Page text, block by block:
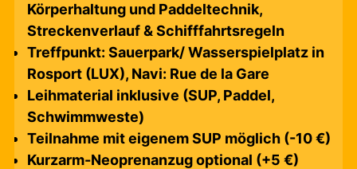
Körperhaltung und Paddeltechnik,
Streckenverlauf & Schifffahrtsregeln
Treffpunkt: Sauerpark/ Wasserspielplatz in
Rosport (LUX), Navi: Rue de la Gare
Leihmaterial inklusive (SUP, Paddel,
Schwimmweste)
Teilnahme mit eigenem SUP möglich (-10 €)
Kurzarm-Neoprenanzug optional (+5 €)